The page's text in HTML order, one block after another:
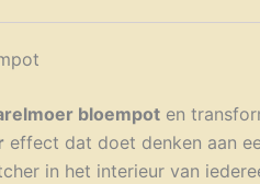
bloempot en
effect dat doet denken aan
in het interieur van